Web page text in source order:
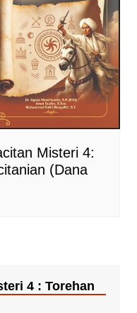
Misteri 4:
(Dana
4 : Torehan